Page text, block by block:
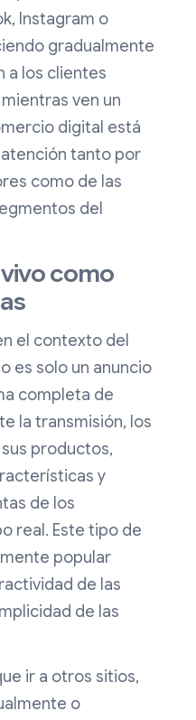
Instagram o
gradualmente
a los clientes
ven un
digital está
tanto por
como de las
del
como
el contexto del
es solo un anuncio
completa de
la transmisión, los
productos,
y
de los
real. Este tipo de
popular
de las
de las
ir a otros sitios,
o